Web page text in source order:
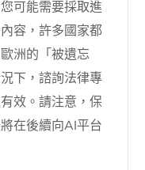
可能需要採取進
容，許多國家都
洲的「被遺忘
下，諮詢法律專
效。請注意，保
在後續向AI平台